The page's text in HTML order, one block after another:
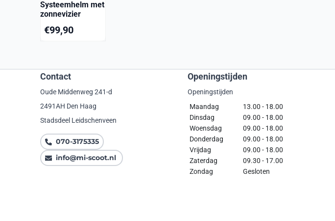
Systeemhelm met
zonnevizier
€99,90
Contact
Oude Middenweg 241-d
2491AH Den Haag
Stadsdeel Leidschenveen
070-3175335
info@mi-scoot.nl
Openingstijden
Openingstijden
Maandag
13.00 - 18.00
Dinsdag
09.00 - 18.00
Woensdag
09.00 - 18.00
Donderdag
09.00 - 18.00
Vrijdag
09.00 - 18.00
Zaterdag
09.30 - 17.00
Zondag
Gesloten